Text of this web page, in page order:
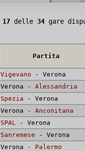
17 delle 34 gare
Partita
Vigevano - Verona
Verona - Alessandria
Spezia - Verona
Verona - Anconitana
SPAL - Verona
Sanremese - Verona
Verona - Palermo